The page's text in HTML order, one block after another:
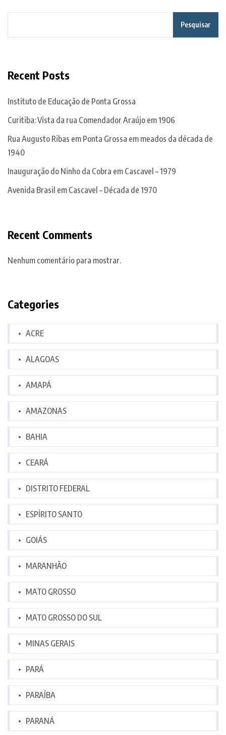
Pesquisar
Recent Posts
Instituto de Educação de Ponta Grossa
Curitiba: Vista da rua Comendador Araújo em 1906
Rua Augusto Ribas em Ponta Grossa em meados da década de
1940
Inauguração do Ninho da Cobra em Cascavel – 1979
Avenida Brasil em Cascavel – Década de 1970
Recent Comments
Nenhum comentário para mostrar.
Categories
ACRE
ALAGOAS
AMAPÁ
AMAZONAS
BAHIA
CEARÁ
DISTRITO FEDERAL
ESPÍRITO SANTO
GOIÁS
MARANHÃO
MATO GROSSO
MATO GROSSO DO SUL
MINAS GERAIS
PARÁ
PARAÍBA
PARANÁ